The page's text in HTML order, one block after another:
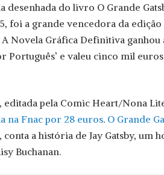
desenhada do livro O Grande
foi a grande vencedora da
A Novela Gráfica Definitiva ganhou
Português’ e valeu cinco mil
editada pela Comic Heart/Nona
na Fnac por 28 euros. O Grande
conta a história de Jay Gatsby, um
Buchanan.